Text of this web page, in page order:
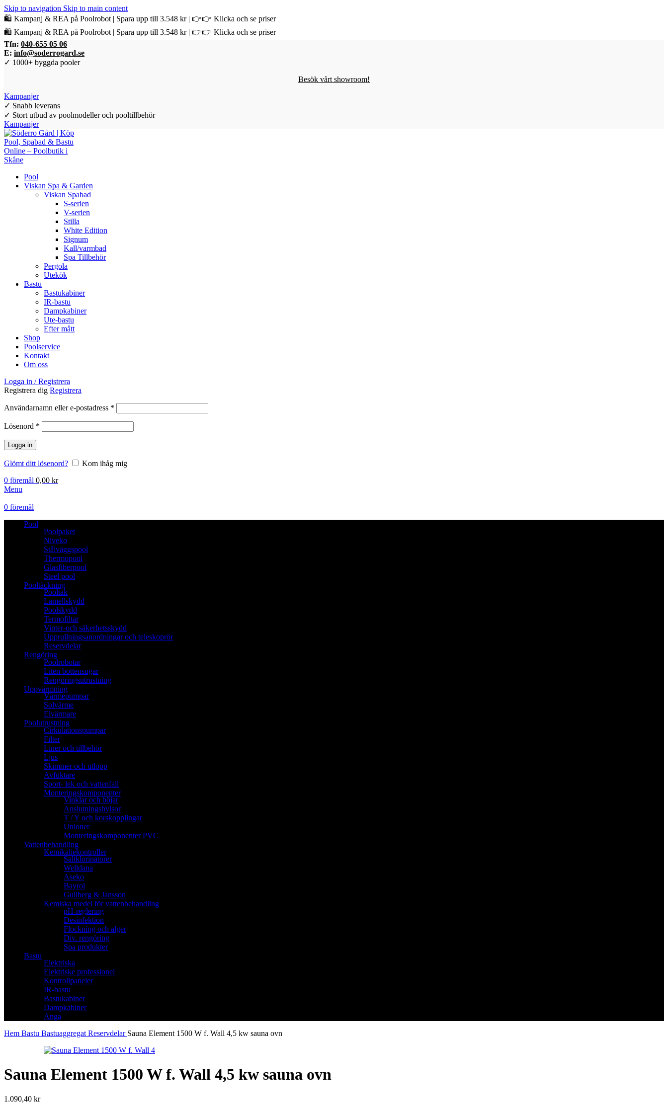
Skip to navigation Skip to main content
🛍️ Kampanj & REA på Poolrobot | Spara upp till 3.548 kr | 👉👉 Klicka och se priser
🛍️ Kampanj & REA på Poolrobot | Spara upp till 3.548 kr | 👉👉 Klicka och se priser
Tfn: 040-655 05 06
E: info@soderrogard.se
✓ 1000+ byggda pooler
Besök vårt showroom!
Kampanjer
✓ Snabb leverans
✓ Stort utbud av poolmodeller och pooltillbehör
Kampanjer
Pool
Viskan Spa & Garden
Viskan Spabad
S-serien
V-serien
Stilla
White Edition
Signum
Kall/varmbad
Spa Tillbehör
Pergola
Utekök
Bastu
Bastukabiner
IR-bastu
Dampkabiner
Ute-bastu
Efter mått
Shop
Poolservice
Kontakt
Om oss
Logga in / Registrera
Registrera dig Registrera
Användarnamn eller e-postadress *
Lösenord *
Logga in
Glömt ditt lösenord?
Kom ihåg mig
0 föremål 0,00 kr
Menu
0 föremål
Pool
Poolpaket
Niveko
Stålväggspool
Thermopool
Glasfiberpool
Steel pool
Pooltäckning
Pooltak
Lamellskydd
Poolskydd
Termofiltar
Vinter-och säkerhetsskydd
Upprullningsanordningar och teleskoprör
Reservdelar
Rengöring
Poolrobotar
Liten bottensugar
Rengöringsutrustning
Uppvärmning
Värmepumpar
Solvärme
Elvärmare
Poolutrustning
Cirkulationspumpar
Filter
Liner och tillbehör
Ljus
Skimmer och utlopp
Avfuktare
Sport- lek och vattenfall
Monteringskomponenter
Vinklar och böjar
Anslutningshylsor
T / Y och korskopplingar
Unioner
Monteringskomponenter PVC
Vattenbehandling
Kemikaliekontroller
Saltklorinatorer
Welldana
Aseko
Bayrol
Gullberg & Jansson
Kemiska medel för vattenbehandling
pH-reglering
Desinfektion
Flockning och alger
Div. rengöring
Spa produkter
Bastu
Elektriska
Elektriske professionel
Kontrollpaneler
IR-bastu
Bastukabiner
Dampkabiner
Ånga
Hem Bastu Bastuaggregat Reservdelar Sauna Element 1500 W f. Wall 4,5 kw sauna ovn
Sauna Element 1500 W f. Wall 4,5 kw sauna ovn
1.090,40 kr